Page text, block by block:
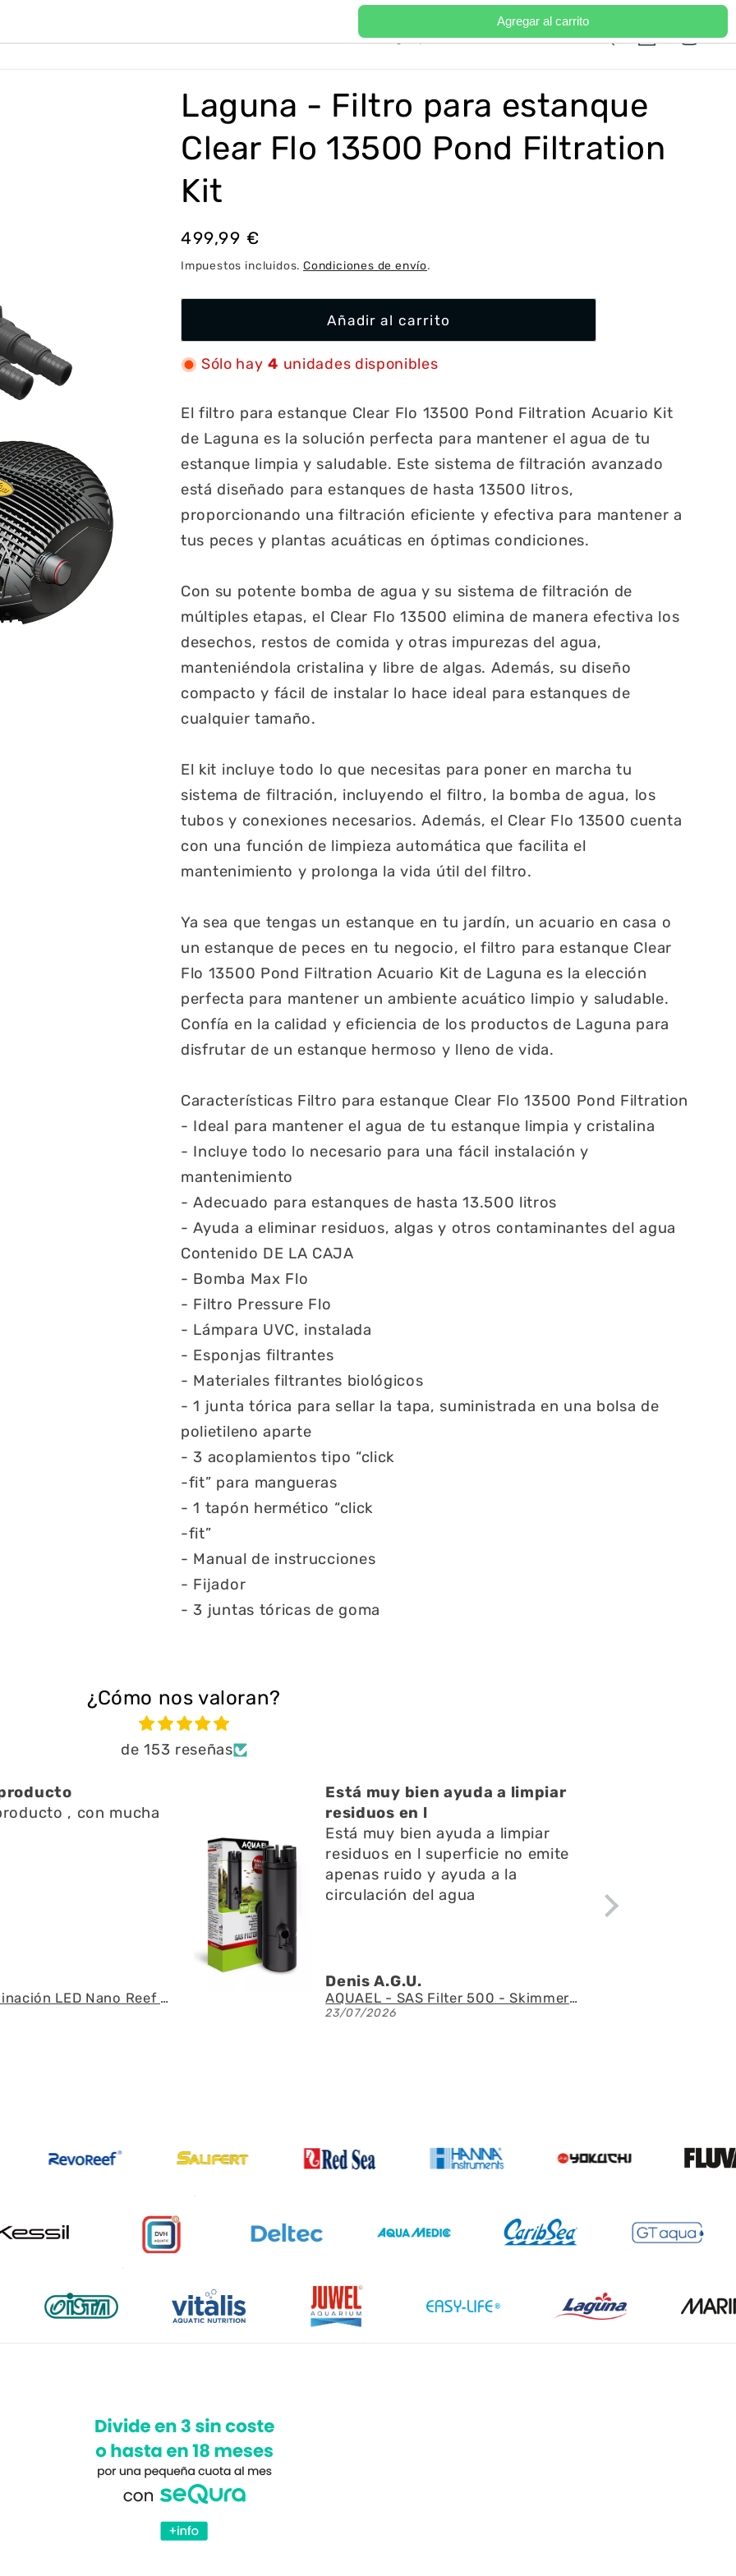
P
s
/
r
ó
Portugal | EUR €
I
o
m
a
Español
sesión
Carrito
Laguna - Filtro para estanque
Clear Flo 13500 Pond Filtration
Kit
Precio
habitual
499,99 €
Impuestos incluidos. Condiciones de envío.
Añadir al carrito
Sólo hay 4 unidades disponibles
El filtro para estanque Clear Flo 13500 Pond Filtration Acuario Kit
de Laguna es la solución perfecta para mantener el agua de tu
estanque limpia y saludable. Este sistema de filtración avanzado
está diseñado para estanques de hasta 13500 litros,
proporcionando una filtración eficiente y efectiva para mantener a
tus peces y plantas acuáticas en óptimas condiciones.
Con su potente bomba de agua y su sistema de filtración de
múltiples etapas, el Clear Flo 13500 elimina de manera efectiva los
desechos, restos de comida y otras impurezas del agua,
manteniéndola cristalina y libre de algas. Además, su diseño
compacto y fácil de instalar lo hace ideal para estanques de
cualquier tamaño.
El kit incluye todo lo que necesitas para poner en marcha tu
sistema de filtración, incluyendo el filtro, la bomba de agua, los
tubos y conexiones necesarios. Además, el Clear Flo 13500 cuenta
con una función de limpieza automática que facilita el
mantenimiento y prolonga la vida útil del filtro.
Ya sea que tengas un estanque en tu jardín, un acuario en casa o
un estanque de peces en tu negocio, el filtro para estanque Clear
Flo 13500 Pond Filtration Acuario Kit de Laguna es la elección
perfecta para mantener un ambiente acuático limpio y saludable.
Confía en la calidad y eficiencia de los productos de Laguna para
disfrutar de un estanque hermoso y lleno de vida.
Características Filtro para estanque Clear Flo 13500 Pond Filtration
- Ideal para mantener el agua de tu estanque limpia y cristalina
- Incluye todo lo necesario para una fácil instalación y
mantenimiento
- Adecuado para estanques de hasta 13.500 litros
- Ayuda a eliminar residuos, algas y otros contaminantes del agua
Contenido DE LA CAJA
- Bomba Max Flo
- Filtro Pressure Flo
- Lámpara UVC, instalada
- Esponjas filtrantes
- Materiales filtrantes biológicos
- 1 junta tórica para sellar la tapa, suministrada en una bolsa de
polietileno aparte
- 3 acoplamientos tipo “click
-fit” para mangueras
- 1 tapón hermético “click
-fit”
- Manual de instrucciones
- Fijador
- 3 juntas tóricas de goma
¿Cómo nos valoran?
de 153 reseñas
ayuda a limpiar
l
ayuda a limpiar
AQUAEL - SAS Filter 500 - Skimmer de superficie
Una atención muy buena
Una atención muy buena,amables
y respondieron rápido todas mis
preguntas y consultas,el envío
fue rápido y el acuario se ve
espectacular
Ángel l.Z.p.
Acuario con mueble AQUAEL GLOSSY 150 BLACK de 405 litros
21/07/2026
Agregar al carrito